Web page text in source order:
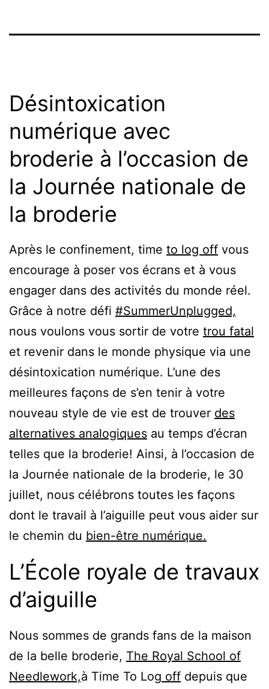
Désintoxication
numérique avec
broderie à l’occasion de
la Journée nationale de
la broderie
Après le confinement, time to log off vous
encourage à poser vos écrans et à vous
engager dans des activités du monde réel.
Grâce à notre défi #SummerUnplugged,
nous voulons vous sortir de votre trou fatal
et revenir dans le monde physique via une
désintoxication numérique. L’une des
meilleures façons de s’en tenir à votre
nouveau style de vie est de trouver des
alternatives analogiques au temps d’écran
telles que la broderie! Ainsi, à l’occasion de
la Journée nationale de la broderie, le 30
juillet, nous célébrons toutes les façons
dont le travail à l’aiguille peut vous aider sur
le chemin du bien-être numérique.
L’École royale de travaux
d’aiguille
Nous sommes de grands fans de la maison
de la belle broderie, The Royal School of
Needlework,à Time To Log off depuis que